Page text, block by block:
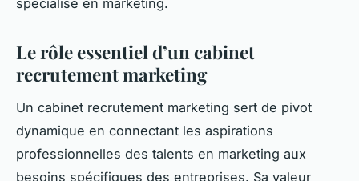
spécialisé en marketing.
Le rôle essentiel d’un cabinet
recrutement marketing
Un cabinet recrutement marketing sert de pivot
dynamique en connectant les aspirations
professionnelles des talents en marketing aux
besoins spécifiques des entreprises. Sa valeur